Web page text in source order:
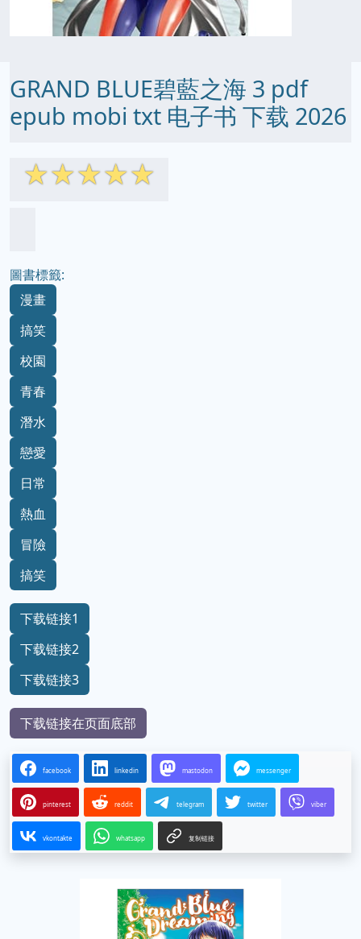
GRAND BLUE碧藍之海 3 pdf
epub mobi txt 电子书 下载 2026
☆☆☆☆☆
圖書標籤:
漫畫
搞笑
校園
青春
潛水
戀愛
日常
熱血
冒險
搞笑
下载链接1
下载链接2
下载链接3
下载链接在页面底部
facebook linkedin mastodon messenger
pinterest reddit telegram twitter viber
vkontakte whatsapp 复制链接